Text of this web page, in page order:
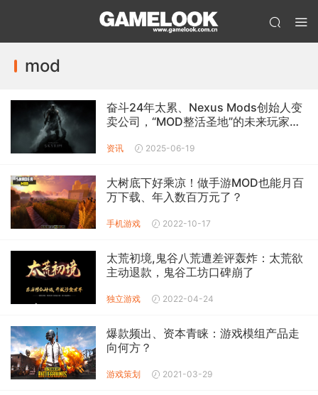
mod
奋斗24年太累、Nexus Mods创始人变
卖公司，“MOD整活圣地”的未来玩家很
资讯 2025-06-19
大树底下好乘凉！做手游MOD也能月百
万下载、年入数百万元了？
手机游戏 2022-10-17
太荒初境,鬼谷八荒遭差评轰炸：太荒欲
主动退款，鬼谷工坊口碑崩了
独立游戏 2022-04-24
爆款频出、资本青睐：游戏模组产品走
向何方？
游戏策划 2021-03-29